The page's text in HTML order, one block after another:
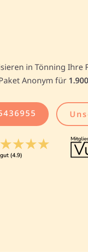
in Tönning Ihre
Anonym für